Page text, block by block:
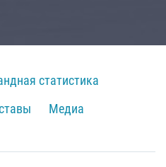
статистика
Медиа